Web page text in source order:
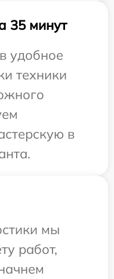
35 минут
удобное
техники
в
мы
работ,